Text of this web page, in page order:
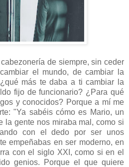
de siempre, sin ceder
el mundo, de cambiar la
más te daba a ti cambiar la
fijo de funcionario? ¿Para qué
y conocidos? Porque a mí me
"Ya sabéis cómo es Mario, un
la gente nos miraba mal, como si
con el dedo por ser unos
empeñabas en ser moderno, en
con el siglo XXI, como si en el
genios. Porque el que quiere